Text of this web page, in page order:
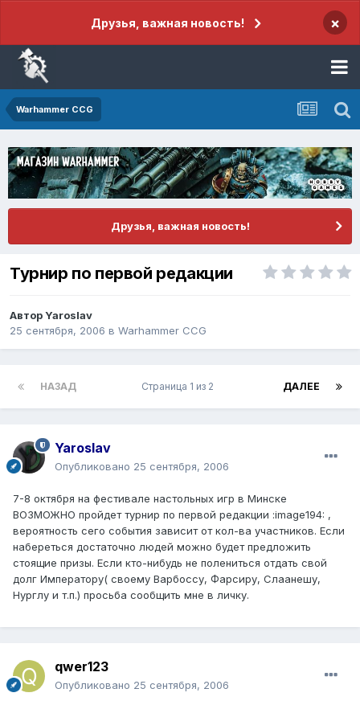
Друзья, важная новость! ×
Warhammer CCG
Друзья, важная новость!
Турнир по первой редакции
АвторYaroslav
25 сентября, 2006 в Warhammer CCG
НАЗАД ДАЛЕЕ
Страница 1 из 2
Yaroslav
Опубликовано 25 сентября, 2006
7-8 октября на фестивале настольных игр в Минске
ВОЗМОЖНО пройдет турнир по первой редакции :image194: ,
вероятность сего события зависит от кол-ва участников. Если
набереться достаточно людей можно будет предложить
стоящие призы. Если кто-нибудь не полениться отдать свой
долг Императору( своему Варбоссу, Фарсиру, Слаанешу,
Нурглу и т.п.) просьба сообщить мне в личку.
qwer123
Опубликовано 25 сентября, 2006